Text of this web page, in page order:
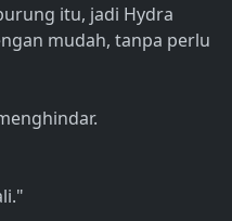
itu, jadi Hydra
mudah, tanpa perlu